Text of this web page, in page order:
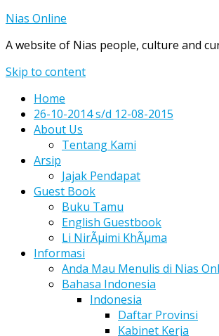
Nias Online
A website of Nias people, culture and
Skip to content
Home
26-10-2014 s/d 12-08-2015
About Us
Tentang Kami
Arsip
Jajak Pendapat
Guest Book
Buku Tamu
English Guestbook
Li NirÃµimi KhÃµma
Informasi
Anda Mau Menulis di Nias
Bahasa Indonesia
Indonesia
Daftar Provinsi
Kabinet Kerja